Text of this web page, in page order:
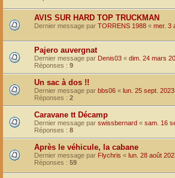
AVIS SUR HARD TOP TRUCKMAN
Dernier message par TORRENS 1988 « mer. 3
Pajero auvergnat
Dernier message par Denis03 « dim. 24 mars
Réponses : 9
Un sac à dos !!
Dernier message par bbs06 « lun. 25 sept.
Réponses : 2
Caravane tt Décamp
Dernier message par swissbernard « sam. 16
Réponses : 8
Après le véhicule, la cabane
Dernier message par Flychris « lun. 28 août
Réponses : 59